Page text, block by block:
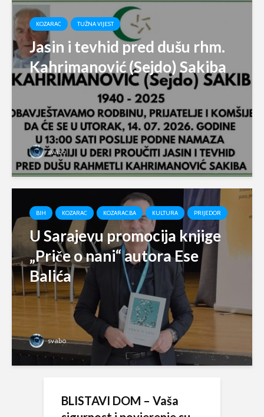
KOZARAC TUŽNA VIJEST
Jasin i tevhid pred dušu rhm.
Kahrimanović (Sejdo) Sakiba
svabo
BIH KOZARAC KOZARAC.BA KULTURA PRIJEDOR
U Sarajevu promocija knjige
„Priče o nani“ autora Ese
Balića
svabo
BLISTAVI DOM – Vaša